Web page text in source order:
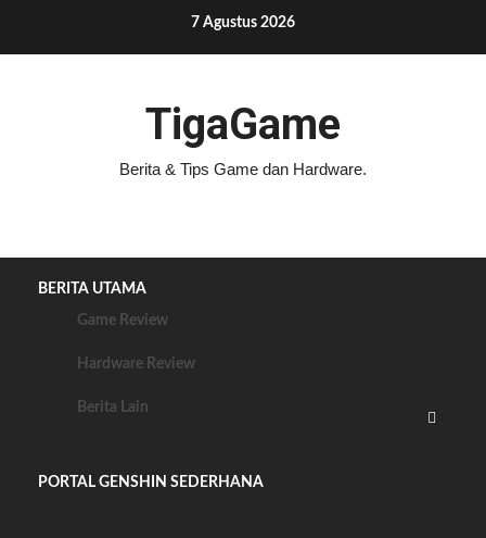
content
7 Agustus 2026
TigaGame
Berita & Tips Game dan Hardware.
BERITA UTAMA
Game Review
Hardware Review
Berita Lain
PORTAL GENSHIN SEDERHANA